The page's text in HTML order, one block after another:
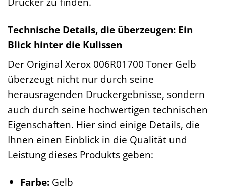
Technische Details, die überzeugen: Ein
Blick hinter die Kulissen
Der Original Xerox 006R01700 Toner Gelb
überzeugt nicht nur durch seine
herausragenden Druckergebnisse, sondern
auch durch seine hochwertigen technischen
Eigenschaften. Hier sind einige Details, die
Ihnen einen Einblick in die Qualität und
Leistung dieses Produkts geben:
Farbe:Gelb